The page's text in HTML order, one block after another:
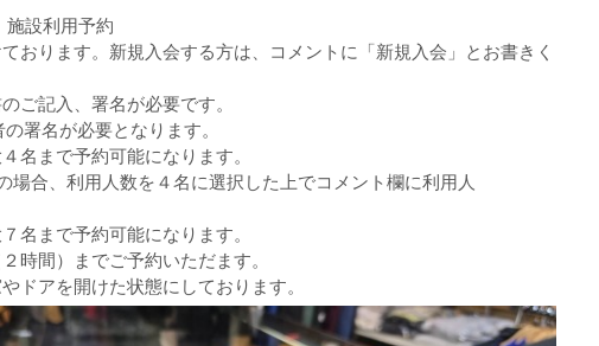
設利用予約
おります。新規入会する方は、コメントに「新規入会」とお書きく
ご記入、署名が必要です。
署名が必要となります。
名まで予約可能になります。
合、利用人数を４名に選択した上でコメント欄に利用人
名まで予約可能になります。
時間）までご予約いただます。
ドアを開けた状態にしております。